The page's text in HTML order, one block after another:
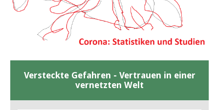
Versteckte Gefahren - Vertrauen in einer
vernetzten Welt